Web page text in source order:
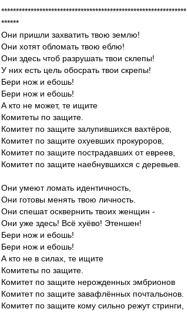
***************************************************************
******
Они пришли захватить твою землю!
Они хотят обломать твою еблю!
Они здесь чтоб разрушать твои склепы!
У них есть цель обосрать твои скрепы!
Бери нож и ебошь!
Бери нож и ебошь!
А кто не может, те ищите
Комитеты по защите.
Комитет по защите залупившихся вахтёров,
Комитет по защите охуевших прокуроров,
Комитет по защите пострадавших от евреев,
Комитет по защите наебнувшихся с деревьев.
Они умеют ломать идентичность,
Они готовы менять твою личность.
Они спешат осквернить твоих женщин -
Они уже здесь! Всё хуёво! Этеншен!
Бери нож и ебошь!
Бери нож и ебошь!
А кто не в силах, те ищите
Комитеты по защите.
Комитет по защите нерожденных эмбрионов
Комитет по защите завафлённых почтальонов.
Комитет по защите кому сильно режут стринги,